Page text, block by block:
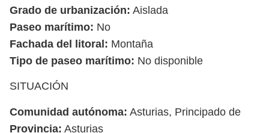
Grado de urbanización: Aislada
Paseo marítimo: No
Fachada del litoral: Montaña
Tipo de paseo marítimo: No disponible
SITUACIÓN
Comunidad autónoma: Asturias, Principado de
Provincia: Asturias